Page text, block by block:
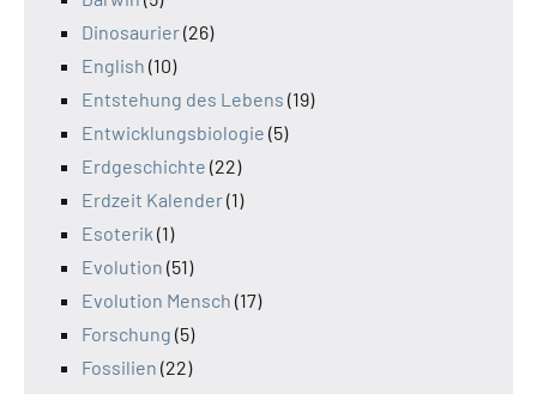
Dinosaurier(26)
English (10)
Entstehung des Lebens (19)
Entwicklungsbiologie (5)
Erdgeschichte (22)
Erdzeit Kalender(1)
Esoterik (1)
Evolution (51)
Evolution Mensch (17)
Forschung (5)
Fossilien (22)